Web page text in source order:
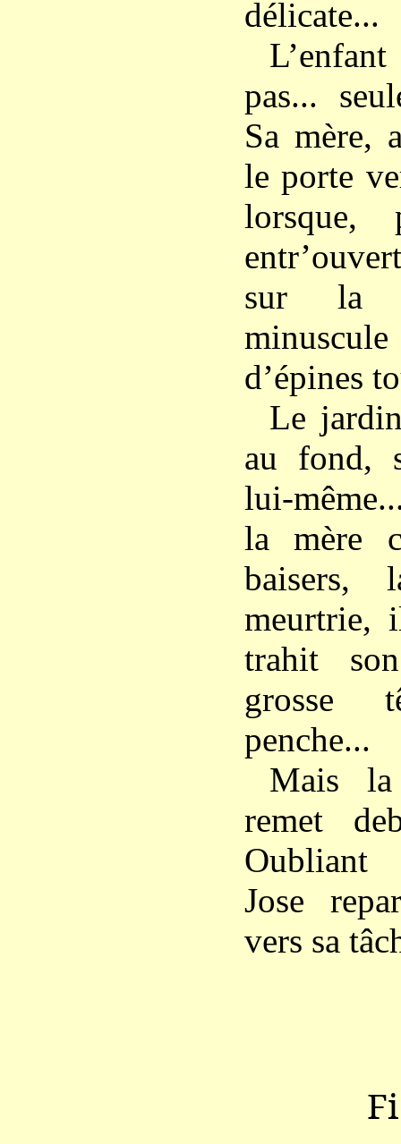
délicate...
pas...
Sa mère,
le porte
lorsque,
sur la
d’épines
Le
au fond,
lui-
la mère
baisers,
meurtrie,
trahit
grosse
penche...
Mais la
remet
Oubliant
Jose
vers sa